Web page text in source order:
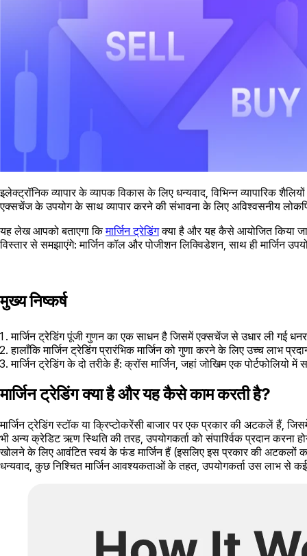
इलेक्ट्रॉनिक व्यापार के व्यापक विकास के लिए धन्यवाद, विभिन्न व्यापारिक
एक्सचेंज के उपयोग के साथ व्यापार करने की संभावना के लिए अविश्वसनीय
यह लेख आपको बताएगा किमार्जिन ट्रेडिंगक्या है और यह कैसे आयोजित किया
विस्तार से समझाएंगे: मार्जिन कॉल और पोजीशन लिक्विडेशन, साथ ही मार्जिन
मुख्य निष्कर्ष
मार्जिन ट्रेडिंग पूंजी गुणन का एक साधन है जिसमें एक्सचेंज से उधार ली गई
हालाँकि मार्जिन ट्रेडिंग प्रारंभिक मार्जिन को गुणा करने के लिए उच्च लाभ
मार्जिन ट्रेडिंग के दो तरीके हैं: क्रॉस मार्जिन, जहां जोखिम एक
मार्जिन ट्रेडिंग क्या है और यह कैसे काम करती है?
मार्जिन ट्रेडिंग स्टॉक या क्रिप्टोकरेंसी बाजार पर एक प्रकार की अटकलें हैं,
भी अन्य क्रेडिट ऋण स्थिति की तरह, उपयोगकर्ता को संपार्श्विक प्रदान करना
खोलने के लिए आवंटित स्वयं के फंड मार्जिन हैं (इसलिए इस प्रकार की अटकलों
धन्यवाद, कुछ निश्चित मार्जिन आवश्यकताओं के तहत, उपयोगकर्ता उस लाभ